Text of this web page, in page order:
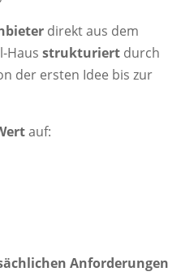
direkt aus dem
Haus strukturiert durch
der ersten Idee bis zur
auf:
Anforderungen